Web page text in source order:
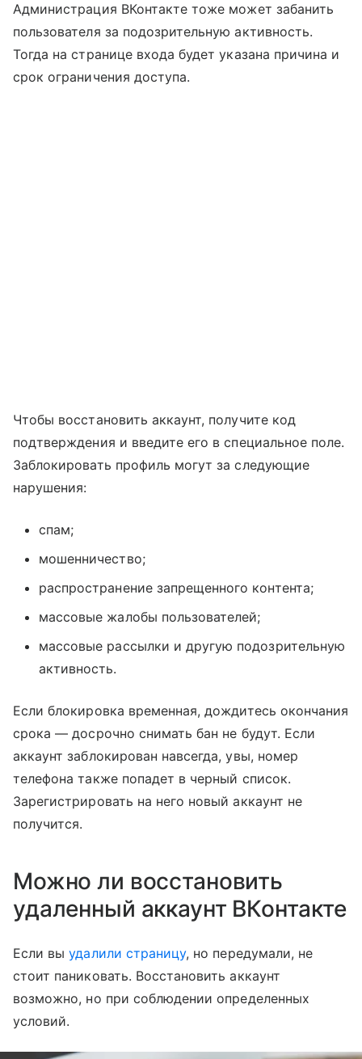
Администрация ВКонтакте тоже может забанить
пользователя за подозрительную активность.
Тогда на странице входа будет указана причина и
срок ограничения доступа.
Чтобы восстановить аккаунт, получите код
подтверждения и введите его в специальное поле.
Заблокировать профиль могут за следующие
нарушения:
спам;
мошенничество;
распространение запрещенного контента;
массовые жалобы пользователей;
массовые рассылки и другую подозрительную
активность.
Если блокировка временная, дождитесь окончания
срока — досрочно снимать бан не будут. Если
аккаунт заблокирован навсегда, увы, номер
телефона также попадет в черный список.
Зарегистрировать на него новый аккаунт не
получится.
Можно ли восстановить
удаленный аккаунт ВКонтакте
Если выудалили страницу, но передумали, не
стоит паниковать. Восстановить аккаунт
возможно, но при соблюдении определенных
условий.